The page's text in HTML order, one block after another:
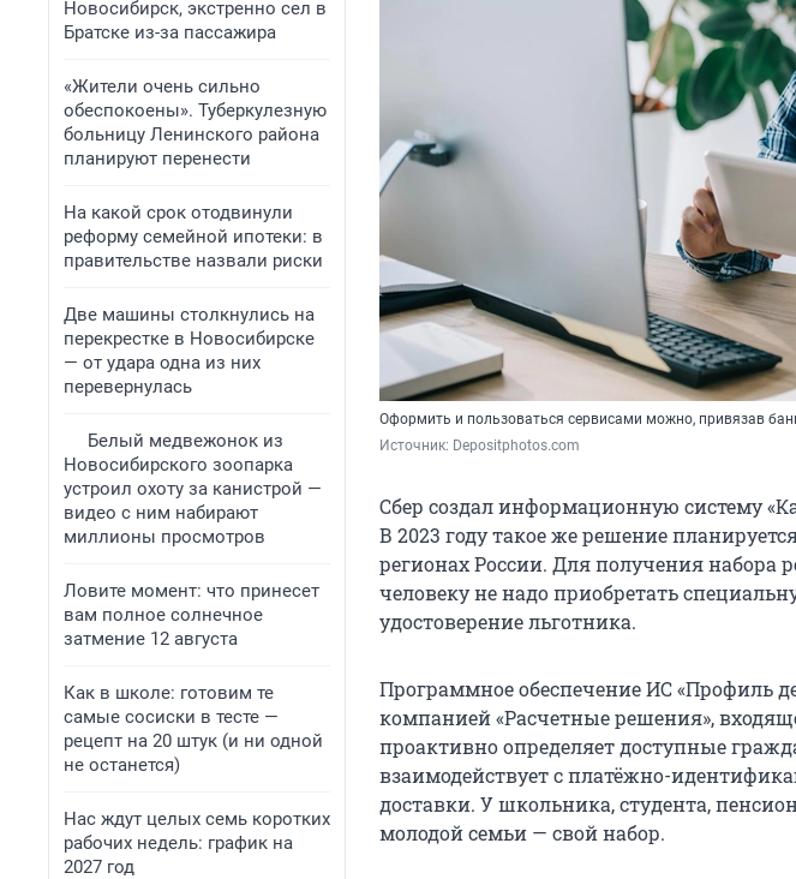
Новосибирск, экстренно сел в
Братске из-за пассажира
«Жители очень сильно
обеспокоены». Туберкулезную
больницу Ленинского района
планируют перенести
На какой срок отодвинули
реформу семейной ипотеки: в
правительстве назвали риски
Две машины столкнулись на
перекрестке в Новосибирске
— от удара одна из них
перевернулась
Белый медвежонок из
Новосибирского зоопарка
устроил охоту за канистрой —
видео с ним набирают
миллионы просмотров
Ловите момент: что принесет
вам полное солнечное
затмение 12 августа
Как в школе: готовим те
самые сосиски в тесте —
рецепт на 20 штук (и ни одной
не останется)
Нас ждут целых семь коротких
рабочих недель: график на
2027 год
Оформить и пользоваться сервисами можно, привязав
Источник: Depositphotos.com
Сбер создал информационную систему
В 2023 году такое же решение
регионах России. Для получения набора
человеку не надо приобретать
удостоверение льготника.
Программное обеспечение ИС «Профиль
компанией «Расчетные решения»,
проактивно определяет доступные
взаимодействует с платёжно-
доставки. У школьника, студента,
молодой семьи — свой набор.